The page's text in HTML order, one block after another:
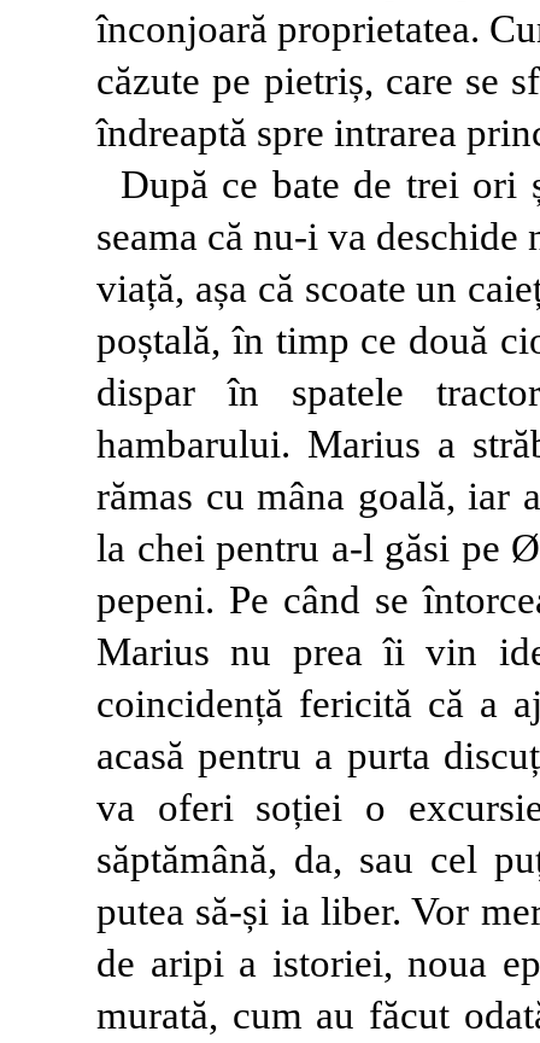
înconjoară proprietatea.
căzute pe pietriș, care se
îndreaptă spre intrarea
După ce bate de trei
seama că nu-i va
viață, așa că scoate un
poștală, în timp ce două
dispar în spatele
hambarului. Marius a
rămas cu mâna goală, iar
la chei pentru a-l găsi pe
pepeni. Pe când se
Marius nu prea îi vin
coincidență fericită că a
acasă pentru a purta
va oferi soției o
săptămână, da, sau cel
putea să-și ia liber. Vor
de aripi a istoriei, noua
murată, cum au făcut